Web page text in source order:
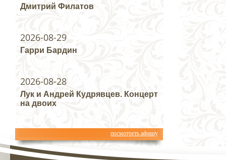
Дмитрий Филатов
2026-08-29
Гарри Бардин
2026-08-28
Лук и Андрей Кудрявцев. Концерт
на двоих
посмотреть афишу